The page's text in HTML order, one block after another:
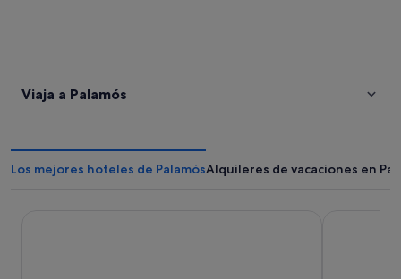
Viaja a Palamós
Los mejores hoteles de PalamósAlquileres de vacaciones en